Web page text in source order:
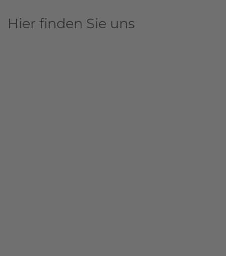
Hier finden Sie uns